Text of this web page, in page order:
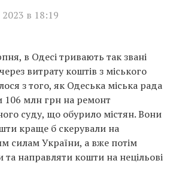
в 18:19
в Одесі тривають так звані
витрату коштів з міського
з того, як Одеська міська рада
106 млн грн на ремонт
суду, що обурило містян. Вони
краще б скерували на
силам України, а вже потім
направляти кошти на нецільові